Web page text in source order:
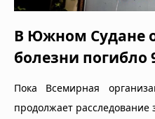
В Южном Судане
болезни погибло
Пока Всемирная
продолжает